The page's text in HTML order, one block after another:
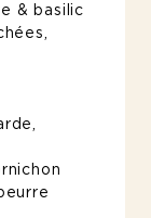
& basilic